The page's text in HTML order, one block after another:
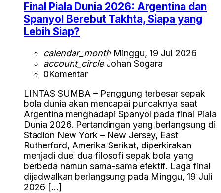
Final Piala Dunia 2026: Argentina dan
Spanyol Berebut Takhta, Siapa yang
Lebih Siap?
calendar_month Minggu, 19 Jul 2026
account_circleJohan Sogara
0Komentar
LINTAS SUMBA – Panggung terbesar sepak
bola dunia akan mencapai puncaknya saat
Argentina menghadapi Spanyol pada final Piala
Dunia 2026. Pertandingan yang berlangsung di
Stadion New York – New Jersey, East
Rutherford, Amerika Serikat, diperkirakan
menjadi duel dua filosofi sepak bola yang
berbeda namun sama-sama efektif. Laga final
dijadwalkan berlangsung pada Minggu, 19 Juli
2026 […]